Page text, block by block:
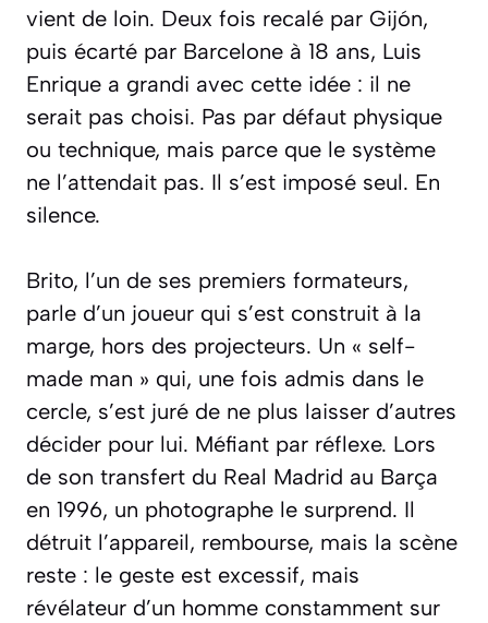
vient de loin. Deux fois recalé par Gijón,
puis écarté par Barcelone à 18 ans, Luis
Enrique a grandi avec cette idée : il ne
serait pas choisi. Pas par défaut physique
ou technique, mais parce que le système
ne l’attendait pas. Il s’est imposé seul. En
silence.
Brito, l’un de ses premiers formateurs,
parle d’un joueur qui s’est construit à la
marge, hors des projecteurs. Un « self-
made man » qui, une fois admis dans le
cercle, s’est juré de ne plus laisser d’autres
décider pour lui. Méfiant par réflexe. Lors
de son transfert du Real Madrid au Barça
en 1996, un photographe le surprend. Il
détruit l’appareil, rembourse, mais la scène
reste : le geste est excessif, mais
révélateur d’un homme constamment sur